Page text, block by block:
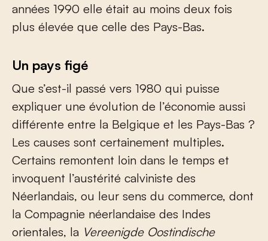
années 1990 elle était au moins deux fois
plus élevée que celle des Pays-Bas.
Un pays figé
Que s’est-il passé vers 1980 qui puisse
expliquer une évolution de l’économie aussi
différente entre la Belgique et les Pays-Bas ?
Les causes sont certainement multiples.
Certains remontent loin dans le temps et
invoquent l’austérité calviniste des
Néerlandais, ou leur sens du commerce, dont
la Compagnie néerlandaise des Indes
orientales, la Vereenigde Oostindische